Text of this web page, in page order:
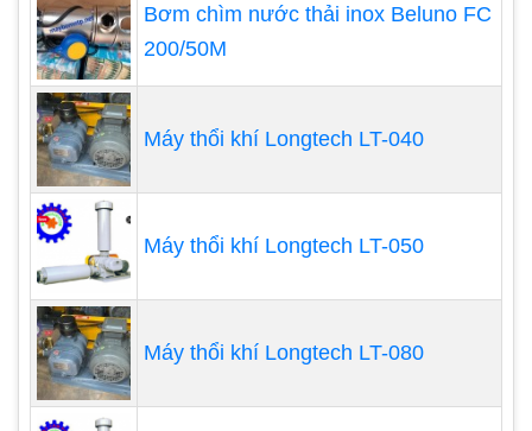
nghiệt nhất
Động cơ được sản xuất trên dây chuyền tự
động hoàn toàn, 100% đây đồng với hiệu xuất
động cơ đạt EI2 loại động cơ hiệu xuất cao,
tiết kiệm điện năng sử dụng, động cơ có thể
dùng điện 50HZ hoặc 60Hz
Cánh được đúc bằng nhôm và gia công hoàn
toàn trên máy CNC tiên tiến cho độ chính xác
cao và được cân bằng động với tốc độ lên tới
8500vp ( hiện tại tốc độ động cơ là 2900vp) vì
vậy mà không có dung lắc và giảm độ ồn tối
đa của máy
Bơm chìm nước thải inox Beluno FC
200/50M
Máy thổi khí Longtech LT-040
Máy thổi khí Longtech LT-050
Máy thổi khí Longtech LT-080